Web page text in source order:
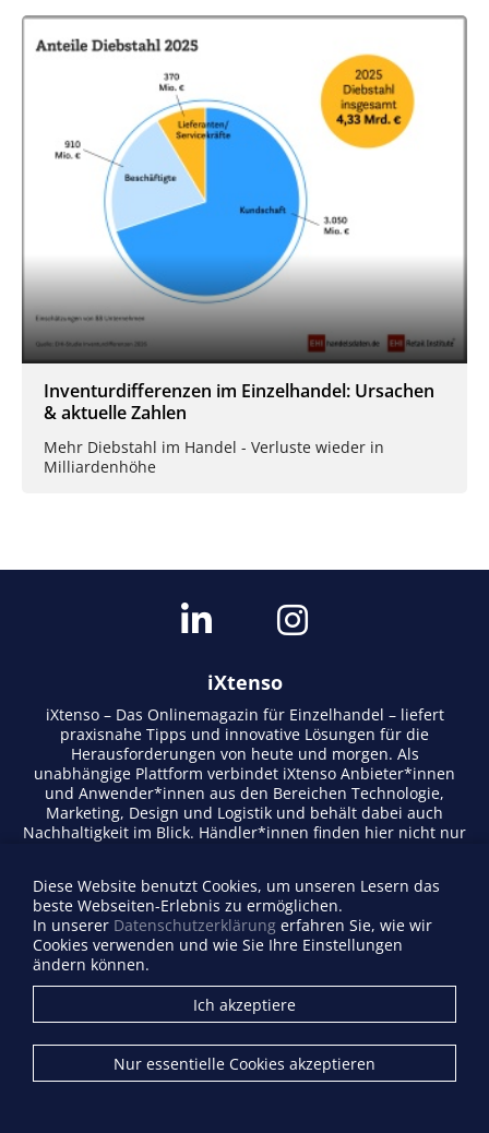
Inventurdifferenzen im Einzelhandel: Ursachen
& aktuelle Zahlen
Mehr Diebstahl im Handel - Verluste wieder in
Milliardenhöhe
iXtenso
iXtenso – Das Onlinemagazin für Einzelhandel – liefert
praxisnahe Tipps und innovative Lösungen für die
Herausforderungen von heute und morgen. Als
unabhängige Plattform verbindet iXtenso Anbieter*innen
und Anwender*innen aus den Bereichen Technologie,
Marketing, Design und Logistik und behält dabei auch
Nachhaltigkeit im Blick. Händler*innen finden hier nicht nur
lebendigen Schreibstil und relevantem Content fördert das
Magazin den Austausch innerhalb der Retail-Community.
Ob digitale Trends oder praktische Alltagstipps – iXtenso
macht Wissen für den Handel zugänglich.
Firma eintragen
Mediadaten
Kontakt
Diese Website benutzt Cookies, um unseren Lesern das
beste Webseiten-Erlebnis zu ermöglichen.
In unserer Datenschutzerklärung erfahren Sie, wie wir
Cookies verwenden und wie Sie Ihre Einstellungen
ändern können.
Ich akzeptiere
Nur essentielle Cookies akzeptieren